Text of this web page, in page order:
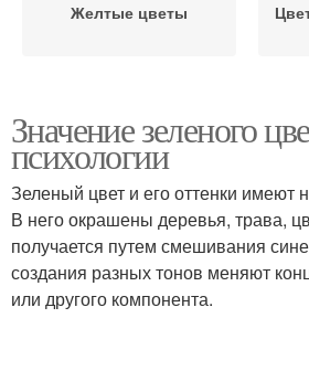
Желтые цветы
Цвета в одежде
Умные цветы
Значение зеленого
психологии
Зеленый цвет и его оттенки имеют
В него окрашены деревья, трава,
получается путем смешивания
создания разных тонов меняют
или другого компонента.